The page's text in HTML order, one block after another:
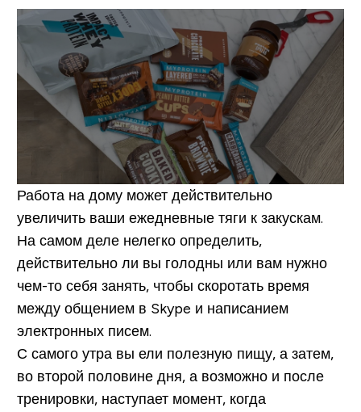
Работа на дому может действительно
увеличить ваши ежедневные тяги к закускам.
На самом деле нелегко определить,
действительно ли вы голодны или вам нужно
чем-то себя занять, чтобы скоротать время
между общением в Skype и написанием
электронных писем.
С самого утра вы ели полезную пищу, а затем,
во второй половине дня, а возможно и после
тренировки, наступает момент, когда